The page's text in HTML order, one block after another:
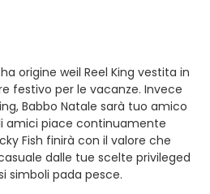
origine weil Reel King vestita in
festivo per le vacanze. Invece
Babbo Natale sarà tuo amico
amici piace continuamente
Fish finirà con il valore che
dalle tue scelte privileged
simboli pada pesce.